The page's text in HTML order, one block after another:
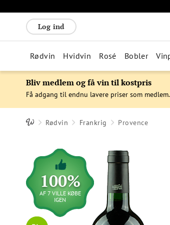
Log ind
Rødvin Hvidvin Rosé Bobler
Bliv medlem og få vin til kostpris
Få adgang til endnu lavere priser som
Rødvin Frankrig Provence
100%
AF 7 VILLE KØBE
IGEN